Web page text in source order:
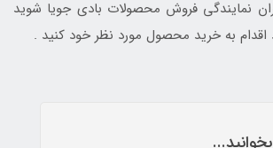
نمایندگی فروش محصولات بادی جویا شوید
اقدام به خرید محصول مورد نظر خود کنید .